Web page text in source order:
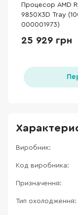
Процесор AMD
9850X3D Tray
000001973)
25 929 грн
Виробник:
Код виробника:
Призначення:
Тип охолодження: